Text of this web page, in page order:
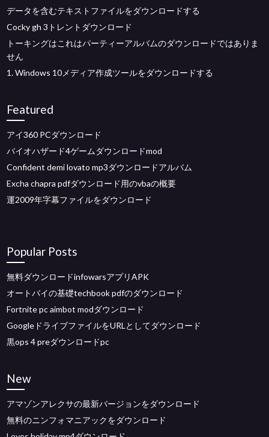
データを含むテキストファイルをダウンロードする
Cocky gh 3トレントダウンロード
トーキングはこれはパーティーアルバムのダウンロードではありま
せん
1. Windows 10メディア作成ツールをダウンロードする
Featured
アイ360 PCダウンロード
バイオハザード4ゲームダウンロードmod
Confident demi lovato mp3ダウンロードアルバム
Excha chapra pdfダウンロード用のvbaの概要
運2009年字幕ファイルをダウンロード
Popular Posts
無料ダウンロードinfowarsアプリAPK
オートバイの基礎techbook pdfのダウンロード
Fortnite pc aimbot modダウンロード
GoogleドライブファイルをURLとしてダウンロード
黒ops 4 preダウンロードpc
New
アマゾンアレクサの最新バージョンをダウンロード
無料のニンフォマニアックをダウンロード